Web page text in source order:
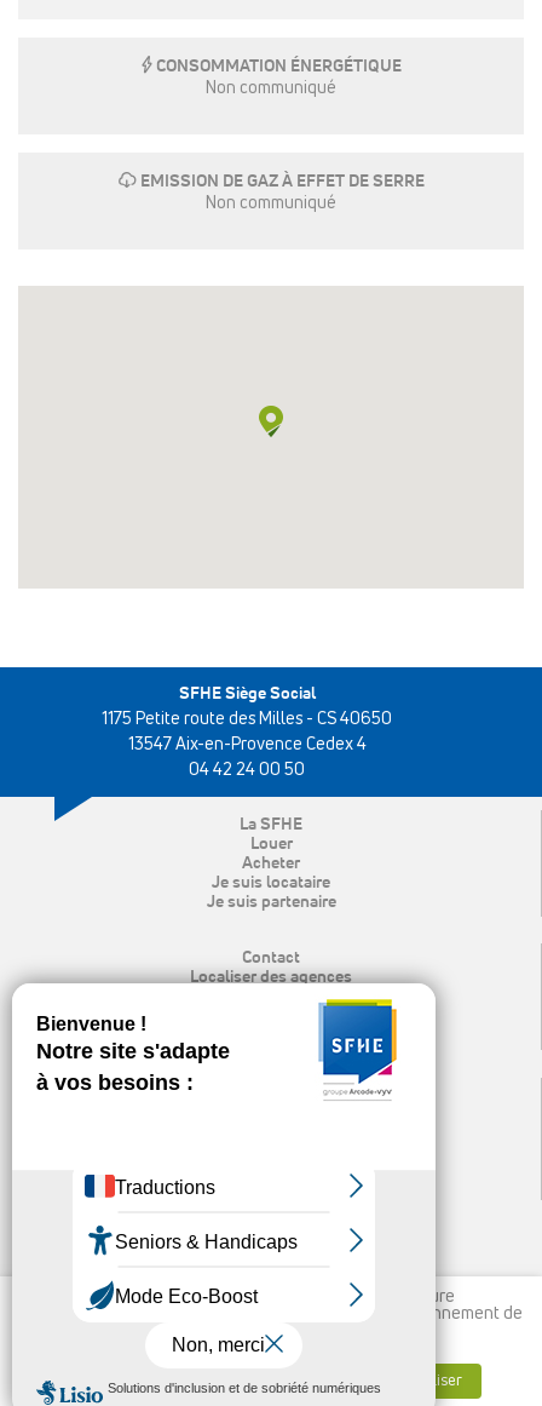
E CONSOMMATION ÉNERGÉTIQUE
Non communiqué
g EMISSION DE GAZ À EFFET DE SERRE
Non communiqué
SFHE Siège Social
1175 Petite route des Milles - CS 40650
13547 Aix-en-Provence Cedex 4
04 42 24 00 50
La SFHE
Louer
Acheter
Je suis locataire
Je suis partenaire
Contact
Localiser des agences
Espace presse & logo
Ligne d’alerte éthique
© 2026 SFHE | |Gérer mes cookies
Nous utilisons des cookies pour vous garantir la meilleure
expérience sur notre site, permettre un meilleur fonctionnement de
vos outils et à des fins statistiques.
Accepter tout Refuser tout Personnaliser